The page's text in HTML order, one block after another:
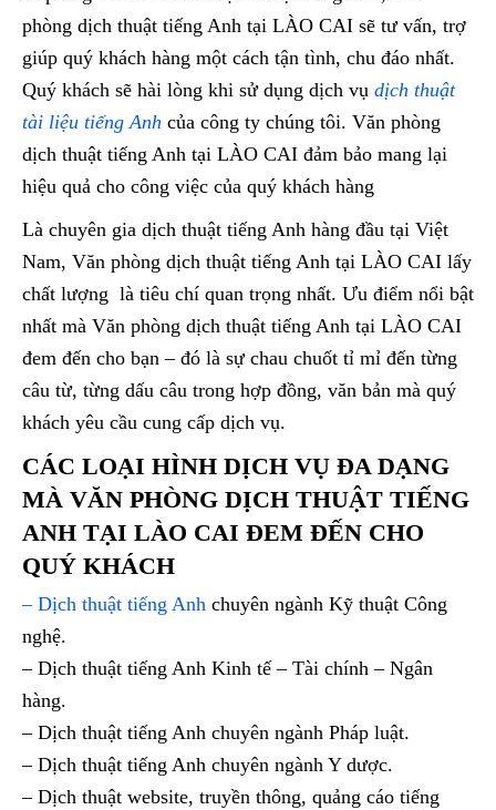
phòng dịch thuật tiếng Anh tại LÀO CAI sẽ tư vấn, trợ
giúp quý khách hàng một cách tận tình, chu đáo nhất.
Quý khách sẽ hài lòng khi sử dụng dịch vụ dịch thuật
tài liệu tiếng Anh của công ty chúng tôi. Văn phòng
dịch thuật tiếng Anh tại LÀO CAI đảm bảo mang lại
hiệu quả cho công việc của quý khách hàng
Là chuyên gia dịch thuật tiếng Anh hàng đầu tại Việt
Nam, Văn phòng dịch thuật tiếng Anh tại LÀO CAI lấy
chất lượng là tiêu chí quan trọng nhất. Ưu điểm nổi bật
nhất mà Văn phòng dịch thuật tiếng Anh tại LÀO CAI
đem đến cho bạn – đó là sự chau chuốt tỉ mỉ đến từng
câu từ, từng dấu câu trong hợp đồng, văn bản mà quý
khách yêu cầu cung cấp dịch vụ.
CÁC LOẠI HÌNH DỊCH VỤ ĐA DẠNG
MÀ VĂN PHÒNG DỊCH THUẬT TIẾNG
ANH TẠI LÀO CAI ĐEM ĐẾN CHO
QUÝ KHÁCH
– Dịch thuật tiếng Anh chuyên ngành Kỹ thuật Công
nghệ.
– Dịch thuật tiếng Anh Kinh tế – Tài chính – Ngân
hàng.
– Dịch thuật tiếng Anh chuyên ngành Pháp luật.
– Dịch thuật tiếng Anh chuyên ngành Y dược.
– Dịch thuật website, truyền thông, quảng cáo tiếng